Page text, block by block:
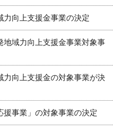
力向上支援金事業の決定
地域力向上支援金事業対象事
力向上支援金の対象事業が決
援事業」の対象事業の決定